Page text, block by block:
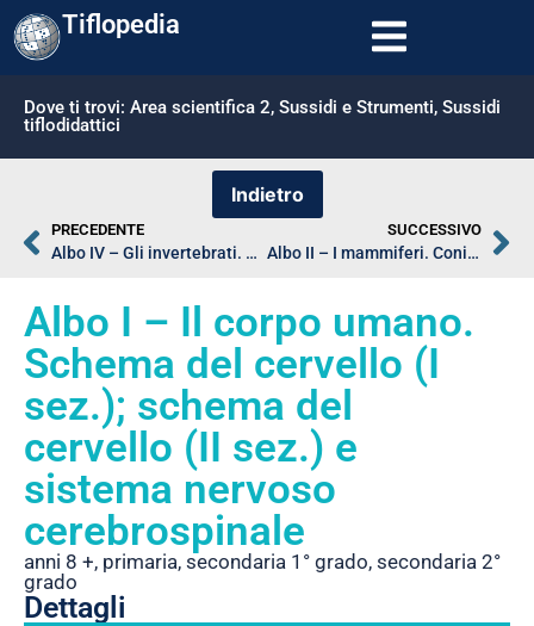
Tiflopedia
Dove ti trovi: Area scientifica 2, Sussidi e Strumenti, Sussidi
tiflodidattici
PRECEDENTE
Albo IV – Gli invertebrati. Cellula di alga, sezione di fusto e ameba
SUCCESSIVO
Albo II – I mammiferi. Coniglio domestico
Albo I – Il corpo umano.
Schema del cervello (I
sez.); schema del
cervello (II sez.) e
sistema nervoso
cerebrospinale
anni 8 +, primaria, secondaria 1° grado, secondaria 2°
grado
Dettagli